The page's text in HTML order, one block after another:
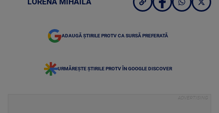
ADAUGĂ ȘTIRILE PROTV CA SURSĂ PREFERATĂ
URMĂREȘTE ȘTIRILE PROTV ÎN GOOGLE DISCOVER